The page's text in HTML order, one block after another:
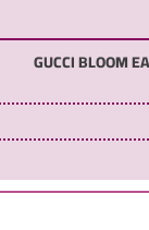
GUCCI BLOOM